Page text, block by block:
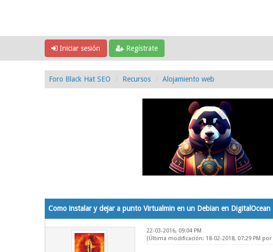
Iniciar sesión Regístrate
Foro Black Hat SEO Recursos Alojamiento web
Como instalar y dejar a punto Virtualmin en un Debian en DigitalOcean
22-03-2016, 09:04 PM
(Última modificación: 18-02-2018, 07:29 PM por